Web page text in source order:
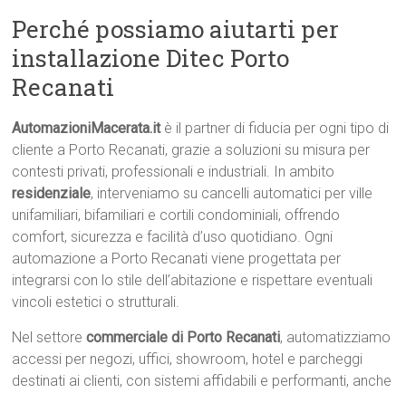
Perché possiamo aiutarti per
installazione Ditec Porto
Recanati
AutomazioniMacerata.itè il partner di fiducia per ogni tipo di
cliente a Porto Recanati, grazie a soluzioni su misura per
contesti privati, professionali e industriali. In ambito
residenziale, interveniamo su cancelli automatici per ville
unifamiliari, bifamiliari e cortili condominiali, offrendo
comfort, sicurezza e facilità d’uso quotidiano. Ogni
automazione a Porto Recanati viene progettata per
integrarsi con lo stile dell’abitazione e rispettare eventuali
vincoli estetici o strutturali.
Nel settorecommerciale di Porto Recanati, automatizziamo
accessi per negozi, uffici, showroom, hotel e parcheggi
destinati ai clienti, con sistemi affidabili e performanti, anche